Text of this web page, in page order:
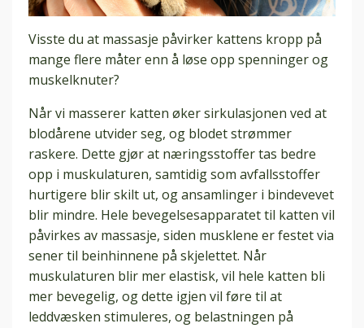
Visste du at massasje påvirker kattens kropp på
mange flere måter enn å løse opp spenninger og
muskelknuter?
Når vi masserer katten øker sirkulasjonen ved at
blodårene utvider seg, og blodet strømmer
raskere. Dette gjør at næringsstoffer tas bedre
opp i muskulaturen, samtidig som avfallsstoffer
hurtigere blir skilt ut, og ansamlinger i bindevevet
blir mindre. Hele bevegelsesapparatet til katten vil
påvirkes av massasje, siden musklene er festet via
sener til beinhinnene på skjelettet. Når
muskulaturen blir mer elastisk, vil hele katten bli
mer bevegelig, og dette igjen vil føre til at
leddvæsken stimuleres, og belastningen på